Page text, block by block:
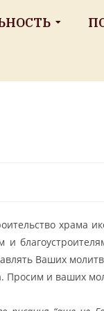
храма
Ваших
и ваших